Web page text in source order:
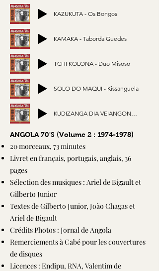
KAZUKUTA - Os Bongos
KAMAKA - Taborda Guedes
TCHI KOLONA - Duo Misoso
SOLO DO MAQUI - Kissanguela
KUDIZANGA DIA VEIANGONGO - Joy Artur
ANGOLA 70'S (Volume 2 : 1974-1978)
20 morceaux, 73 minutes
Livret en français, portugais, anglais, 36
pages
Sélection des musiques : Ariel de Bigault et
Gilberto Junior
Textes de Gilberto Junior, João Chagas et
Ariel de Bigault
Crédits Photos : Jornal de Angola
Remerciements à Cabé pour les couvertures
de disques
Licences : Endipu, RNA, Valentim de